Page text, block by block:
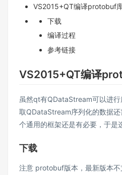
VS2015+QT编译protobuf
下载
编译过程
参考链接
VS2015+QT编译
虽然qt有QDataStream可以进
取QDataStream序列化的数据
个通用的框架还是有必要，于是
下载
注意 protobuf版本，最新版本不